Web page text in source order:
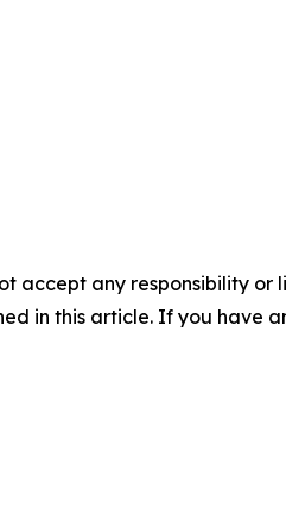
accept any responsibility
in this article. If you have